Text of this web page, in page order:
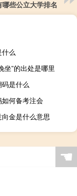
哪些公立大学排名
么
坐”的出处是哪里
是什么
何备考注会
金是什么意思
☚